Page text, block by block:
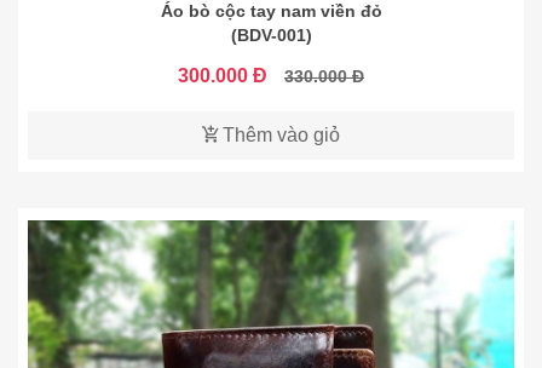
Áo bò cộc tay nam viền đỏ
(BDV-001)
300.000 Đ 330.000 Đ
Thêm vào giỏ